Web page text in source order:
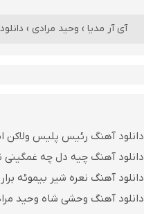
آی آر مدیا › وحید مرادی ›
دانلود آهنگ رئیس پلیس ولاکن
دانلود آهنگ چیه دل چه غمگینی
دانلود آهنگ نعره شیر بیموئه
دانلود آهنگ وحشی شاه وحید